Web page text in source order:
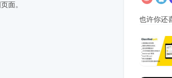
面。
也许你还